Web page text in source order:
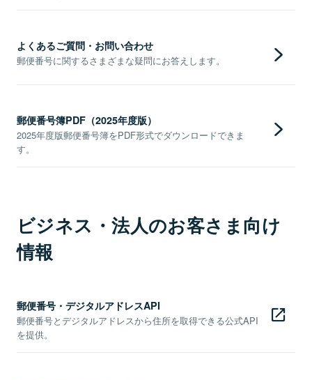
よくあるご質問・お問い合わせ
郵便番号に関するさまざまな疑問にお答えします。
郵便番号簿PDF（2025年度版）
2025年度版郵便番号簿をPDF形式でダウンロードできま
す。
ビジネス・法人のお客さま向け
情報
郵便番号・デジタルアドレスAPI
郵便番号とデジタルアドレスから住所を取得できる公式API
を提供。